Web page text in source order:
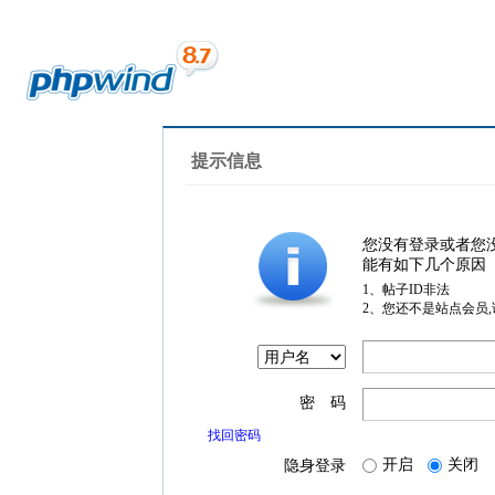
提示信息
您没有登录或者您
能有如下几个原因
1、帖子ID非法
2、您还不是站点会员
密 码
找回密码
隐身登录 开启 关闭